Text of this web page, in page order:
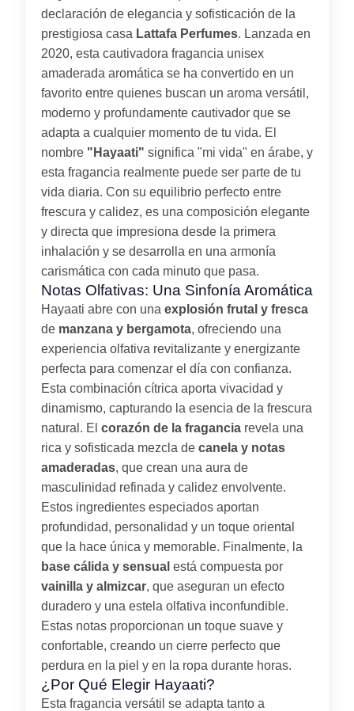
declaración de elegancia y sofisticación de la
prestigiosa casa Lattafa Perfumes. Lanzada en
2020, esta cautivadora fragancia unisex
amaderada aromática se ha convertido en un
favorito entre quienes buscan un aroma versátil,
moderno y profundamente cautivador que se
adapta a cualquier momento de tu vida. El
nombre "Hayaati" significa "mi vida" en árabe, y
esta fragancia realmente puede ser parte de tu
vida diaria. Con su equilibrio perfecto entre
frescura y calidez, es una composición elegante
y directa que impresiona desde la primera
inhalación y se desarrolla en una armonía
carismática con cada minuto que pasa.
Notas Olfativas: Una Sinfonía Aromática
Hayaati abre con una explosión frutal y fresca
de manzana y bergamota, ofreciendo una
experiencia olfativa revitalizante y energizante
perfecta para comenzar el día con confianza.
Esta combinación cítrica aporta vivacidad y
dinamismo, capturando la esencia de la frescura
natural. El corazón de la fragancia revela una
rica y sofisticada mezcla de canela y notas
amaderadas, que crean una aura de
masculinidad refinada y calidez envolvente.
Estos ingredientes especiados aportan
profundidad, personalidad y un toque oriental
que la hace única y memorable. Finalmente, la
base cálida y sensual está compuesta por
vainilla y almizcar, que aseguran un efecto
duradero y una estela olfativa inconfundible.
Estas notas proporcionan un toque suave y
confortable, creando un cierre perfecto que
perdura en la piel y en la ropa durante horas.
¿Por Qué Elegir Hayaati?
Esta fragancia versátil se adapta tanto a